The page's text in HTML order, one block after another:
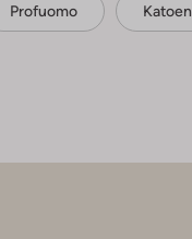
Profuomo Katoen